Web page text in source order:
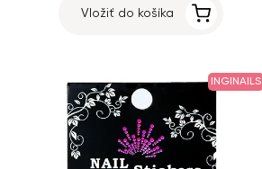
Vložiť do košíka
INGINAILS